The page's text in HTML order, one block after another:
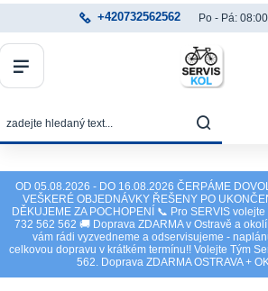
OD 05.08.2026 - DO 16.08.2026 ČERPÁME
VEŠKERÉ OBJEDNÁVKY ŘEŠENY PO
DĚKUJEME ZA POCHOPENÍ 📞 Pro SERVIS
732 562 562 🚚 Doprava ZDARMA v Ostravě a
vám rádi vyzvedneme a odservisujeme -
celkovou dopravu v krátkém termínu!! Volejte Tým
562. Doprava ZDARMA OSTRAVA +
+420732562562 Po - Pá: